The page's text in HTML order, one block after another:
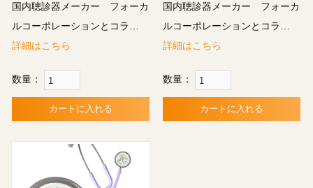
国内聴診器メーカー フォーカ
ルコーポレーションとコラ…
詳細はこちら
数量：
カートに入れる
国内聴診器メーカー フォーカ
ルコーポレーションとコラ…
詳細はこちら
数量：
カートに入れる